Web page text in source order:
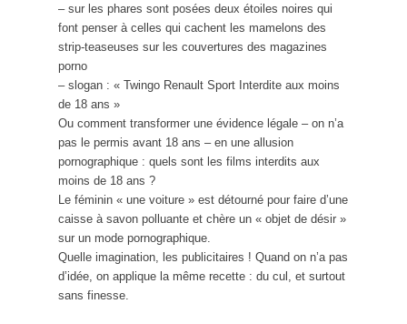
– sur les phares sont posées deux étoiles noires qui
font penser à celles qui cachent les mamelons des
strip-teaseuses sur les couvertures des magazines
porno
– slogan : « Twingo Renault Sport Interdite aux moins
de 18 ans »
Ou comment transformer une évidence légale – on n’a
pas le permis avant 18 ans – en une allusion
pornographique : quels sont les films interdits aux
moins de 18 ans ?
Le féminin « une voiture » est détourné pour faire d’une
caisse à savon polluante et chère un « objet de désir »
sur un mode pornographique.
Quelle imagination, les publicitaires ! Quand on n’a pas
d’idée, on applique la même recette : du cul, et surtout
sans finesse.